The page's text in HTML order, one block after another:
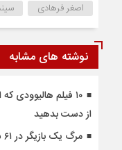
اصغر فرهادی
نوشته های مشابه
۱۰ فیلم هالیوودی
از دست بدهید
مرگ یک بازیگر در ۶۱ سالگی